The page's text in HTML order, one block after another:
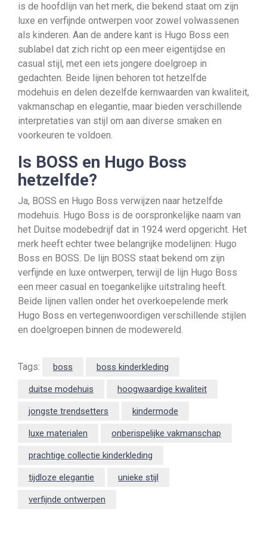
is de hoofdlijn van het merk, die bekend staat om zijn
luxe en verfijnde ontwerpen voor zowel volwassenen
als kinderen. Aan de andere kant is Hugo Boss een
sublabel dat zich richt op een meer eigentijdse en
casual stijl, met een iets jongere doelgroep in
gedachten. Beide lijnen behoren tot hetzelfde
modehuis en delen dezelfde kernwaarden van kwaliteit,
vakmanschap en elegantie, maar bieden verschillende
interpretaties van stijl om aan diverse smaken en
voorkeuren te voldoen.
Is BOSS en Hugo Boss
hetzelfde?
Ja, BOSS en Hugo Boss verwijzen naar hetzelfde
modehuis. Hugo Boss is de oorspronkelijke naam van
het Duitse modebedrijf dat in 1924 werd opgericht. Het
merk heeft echter twee belangrijke modelijnen: Hugo
Boss en BOSS. De lijn BOSS staat bekend om zijn
verfijnde en luxe ontwerpen, terwijl de lijn Hugo Boss
een meer casual en toegankelijke uitstraling heeft.
Beide lijnen vallen onder het overkoepelende merk
Hugo Boss en vertegenwoordigen verschillende stijlen
en doelgroepen binnen de modewereld.
Tags: boss boss kinderkleding
duitse modehuis hoogwaardige kwaliteit
jongste trendsetters kindermode
luxe materialen onberispelijke vakmanschap
prachtige collectie kinderkleding
tijdloze elegantie unieke stijl
verfijnde ontwerpen